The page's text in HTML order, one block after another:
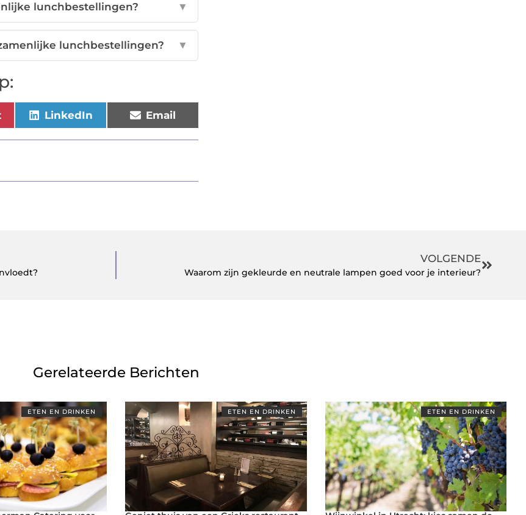
lunchbestellingen? ▼
lunchbestellingen? ▼
LinkedIn Email
VOLGENDE
Waarom zijn gekleurde en neutrale lampen goed voor je interieur?
Gerelateerde Berichten
ETEN EN DRINKEN ETEN EN DRINKEN ETEN EN DRINKEN